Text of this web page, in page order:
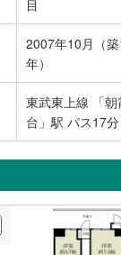
目
2007年10月（
年）
東武東上線 「朝
台」駅 バス17
山 バス停下車
分